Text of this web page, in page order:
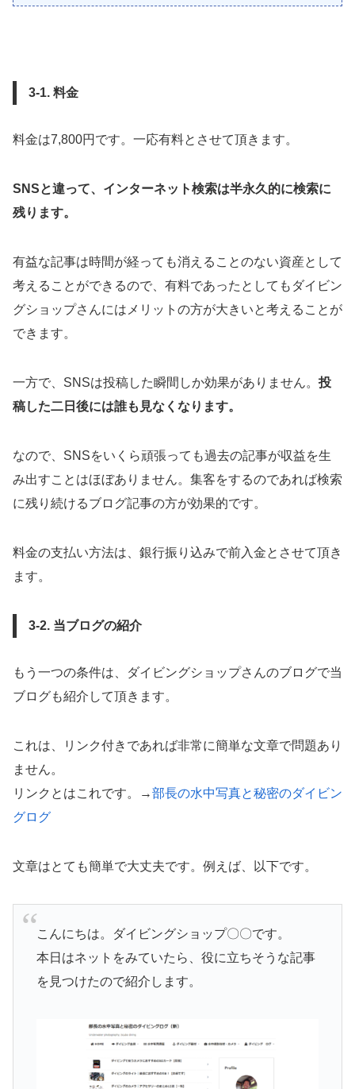
3-1. 料金
料金は7,800円です。一応有料とさせて頂きます。
SNSと違って、インターネット検索は半永久的に検索に
残ります。
有益な記事は時間が経っても消えることのない資産として
考えることができるので、有料であったとしてもダイビン
グショップさんにはメリットの方が大きいと考えることが
できます。
一方で、SNSは投稿した瞬間しか効果がありません。 投
稿した二日後には誰も見なくなります。
なので、SNSをいくら頑張っても過去の記事が収益を生
み出すことはほぼありません。集客をするのであれば検索
に残り続けるブログ記事の方が効果的です。
料金の支払い方法は、銀行振り込みで前入金とさせて頂き
ます。
3-2. 当ブログの紹介
もう一つの条件は、ダイビングショップさんのブログで当
ブログも紹介して頂きます。
これは、リンク付きであれば非常に簡単な文章で問題あり
ません。
リンクとはこれです。→部長の水中写真と秘密のダイビン
グログ
文章はとても簡単で大丈夫です。例えば、以下です。
こんにちは。ダイビングショップ〇〇です。
本日はネットをみていたら、役に立ちそうな記事
を見つけたので紹介します。